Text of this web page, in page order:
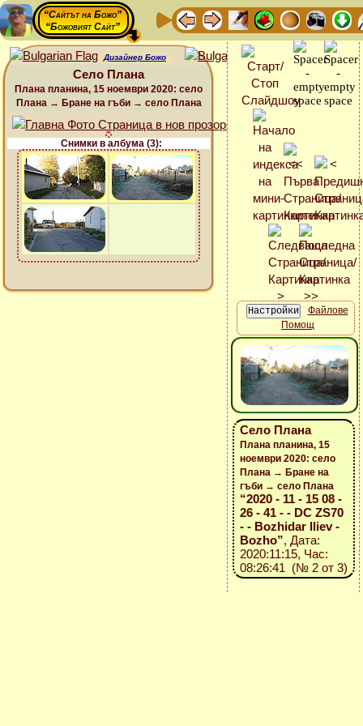
“Сайтът на Божо”
“Божовият Сайт”
Дизайнер Божо
Село Плана
Плана планина, 15 ноември 2020: село
Плана → Бране на гъби → село Плана
Снимки в албума (3):
Файлове
Помощ
Село Плана
Плана планина, 15
ноември 2020: село
Плана → Бране на
гъби → село Плана
“2020 - 11 - 15 08 -
26 - 41 - - DC ZS70
- - Bozhidar Iliev -
Bozho”, Дата:
2020:11:15, Час:
08:26:41 (№ 2 от 3)